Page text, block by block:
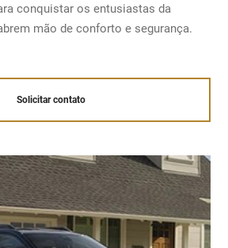
conquistar os entusiastas da
mão de conforto e segurança.
Solicitar contato